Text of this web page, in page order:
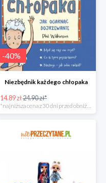
-40%
Niezbędnik każdego chłopaka
14.89 zł24.90 zł*
*najniższa cena z 30 dni przed obniżką